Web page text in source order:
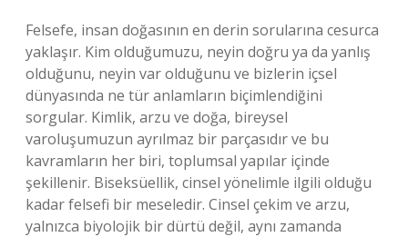
Felsefe, insan doğasının en derin sorularına cesurca
yaklaşır. Kim olduğumuzu, neyin doğru ya da yanlış
olduğunu, neyin var olduğunu ve bizlerin içsel
dünyasında ne tür anlamların biçimlendiğini
sorgular. Kimlik, arzu ve doğa, bireysel
varoluşumuzun ayrılmaz bir parçasıdır ve bu
kavramların her biri, toplumsal yapılar içinde
şekillenir. Biseksüellik, cinsel yönelimle ilgili olduğu
kadar felsefi bir meseledir. Cinsel çekim ve arzu,
yalnızca biyolojik bir dürtü değil, aynı zamanda